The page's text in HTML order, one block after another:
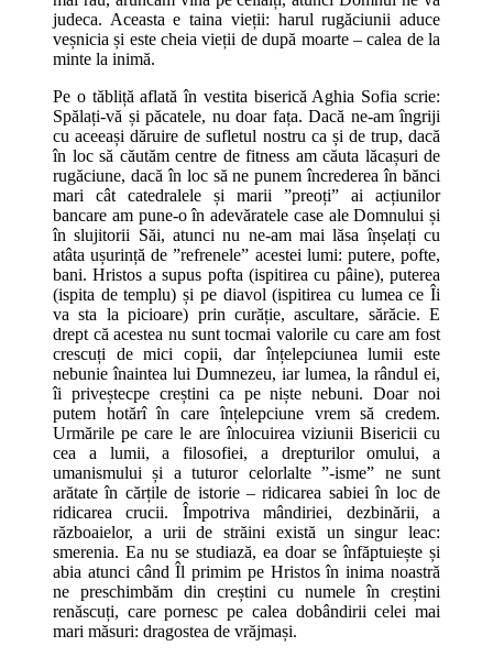
judeca. Aceasta e taina vieții: harul rugăciunii aduce
veșnicia și este cheia vieții de după moarte – calea de la
minte la inimă.
Pe o tăbliță aflată în vestita biserică Aghia Sofia scrie:
Spălați-vă și păcatele, nu doar fața. Dacă ne-am îngriji
cu aceeași dăruire de sufletul nostru ca și de trup, dacă
în loc să căutăm centre de fitness am căuta lăcașuri de
rugăciune, dacă în loc să ne punem încrederea în bănci
mari cât catedralele și marii ”preoți” ai acțiunilor
bancare am pune-o în adevăratele case ale Domnului și
în slujitorii Săi, atunci nu ne-am mai lăsa înșelați cu
atâta ușurință de ”refrenele” acestei lumi: putere, pofte,
bani. Hristos a supus pofta (ispitirea cu pâine), puterea
(ispita de templu) și pe diavol (ispitirea cu lumea ce Îi
va sta la picioare) prin curăție, ascultare, sărăcie. E
drept că acestea nu sunt tocmai valorile cu care am fost
crescuți de mici copii, dar înțelepciunea lumii este
nebunie înaintea lui Dumnezeu, iar lumea, la rândul ei,
îi priveștecpe creștini ca pe niște nebuni. Doar noi
putem hotărî în care înțelepciune vrem să credem.
Urmările pe care le are înlocuirea viziunii Bisericii cu
cea a lumii, a filosofiei, a drepturilor omului, a
umanismului și a tuturor celorlalte ”-isme” ne sunt
arătate în cărțile de istorie – ridicarea sabiei în loc de
ridicarea crucii. Împotriva mândiriei, dezbinării, a
războaielor, a urii de străini există un singur leac:
smerenia. Ea nu se studiază, ea doar se înfăptuiește și
abia atunci când Îl primim pe Hristos în inima noastră
ne preschimbăm din creștini cu numele în creștini
renăscuți, care pornesc pe calea dobândirii celei mai
mari măsuri: dragostea de vrăjmași.